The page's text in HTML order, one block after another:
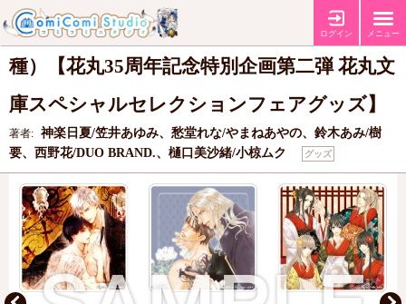
ログイン メニュー
トレーディングアクリルコースター（全5
種）【花丸35周年記念特別企画第二弾 花丸文
庫スペシャルセレクションフェアグッズ】
著者: 神楽日夏/笠井あゆみ、愁堂れな/やまねあやの、鈴木あみ/樹
要、西野花/DUO BRAND.、樋口美沙緒/小椋ムク
グッズ